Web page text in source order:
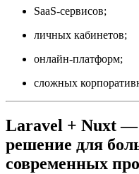
SaaS-сервисов;
личных кабинетов;
онлайн-платформ;
сложных
Laravel + Nuxt —
решение для
современных